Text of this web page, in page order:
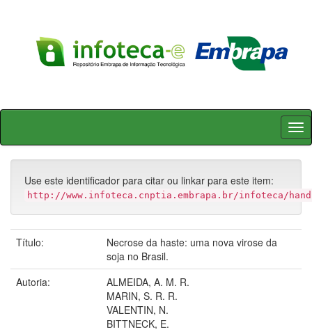
Skip
Use este identificador para citar ou linkar para este item:
http://www.infoteca.cnptia.embrapa.br/infoteca/
Título:
Necrose da haste: uma nova virose da
soja no Brasil.
Autoria:
ALMEIDA, A. M. R.
MARIN, S. R. R.
VALENTIN, N.
BITTNECK, E.